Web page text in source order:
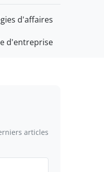
d'affaires
d'entreprise
articles